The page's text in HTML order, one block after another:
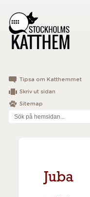
Tipsa om Katthemmet
Skriv ut sidan
Sitemap
Juba